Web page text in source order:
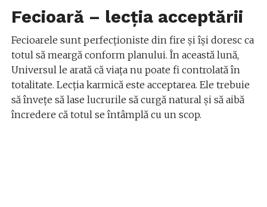
Fecioară – lecția acceptării
Fecioarele sunt perfecționiste din fire și își doresc ca
totul să meargă conform planului. În această lună,
Universul le arată că viața nu poate fi controlată în
totalitate. Lecția karmică este acceptarea. Ele trebuie
să învețe să lase lucrurile să curgă natural și să aibă
încredere că totul se întâmplă cu un scop.